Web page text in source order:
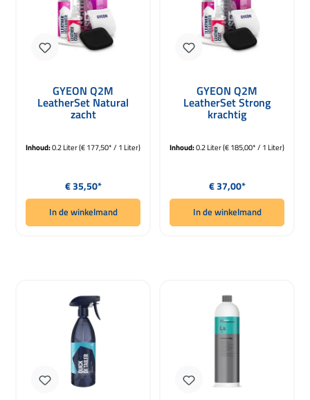
GYEON Q2M
LeatherSet Natural
zacht
Inhoud:0.2 Liter(€ 177,50* / 1 Liter)
Normale prijs:
€ 35,50*
In de winkelmand
GYEON Q2M
LeatherSet Strong
krachtig
lederverzorgingsset
Inhoud:0.2 Liter(€ 185,00* / 1 Liter)
Normale prijs:
€ 37,00*
In de winkelmand